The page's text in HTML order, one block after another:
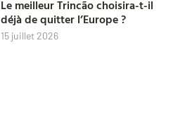
Le meilleur Trincão choisira-t-il
déjà de quitter l’Europe ?
15 juillet 2026